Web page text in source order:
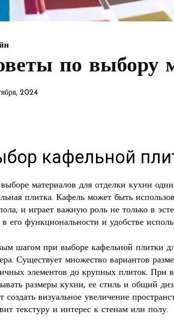
по выбору
2024
кафельной
материалов для отделки кухни
плитка. Кафель может быть
и играет важную роль не только в
его функциональности и удобстве
шагом при выборе кафельной плитки
Существует множество вариантов
элементов до крупных плиток. При
размеры кухни, ее стиль и общий
создать визуальное увеличение
текстуру и интерес к стенам или полу.